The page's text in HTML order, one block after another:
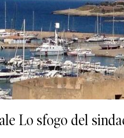
Lo sfogo del